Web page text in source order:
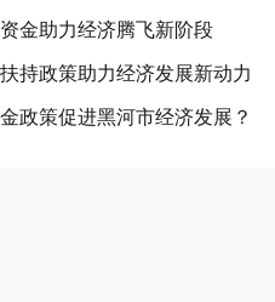
金助力经济腾飞新阶段
持政策助力经济发展新动力
政策促进黑河市经济发展？